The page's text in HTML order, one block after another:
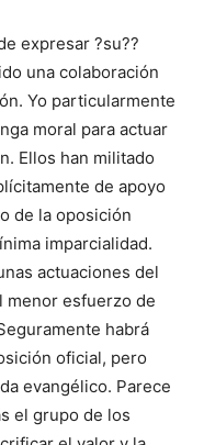
expresar ?su??
una colaboración
Yo particularmente
moral para actuar
Ellos han militado
de apoyo
de la oposición
imparcialidad.
actuaciones del
menor esfuerzo de
habrá
oficial, pero
evangélico. Parece
el grupo de los